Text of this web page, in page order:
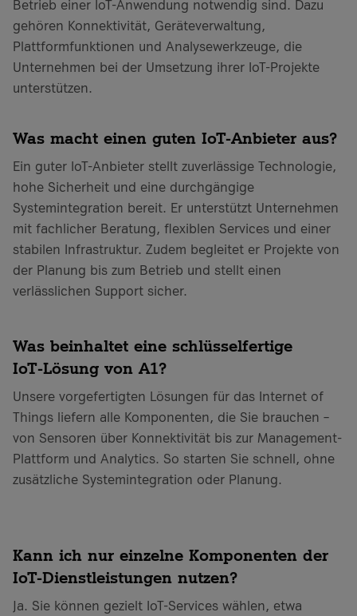
Betrieb einer IoT-Anwendung notwendig sind. Dazu
gehören Konnektivität, Geräteverwaltung,
Plattformfunktionen und Analysewerkzeuge, die
Unternehmen bei der Umsetzung ihrer IoT-Projekte
unterstützen.
Was macht einen guten IoT-Anbieter aus?
Ein guter IoT-Anbieter stellt zuverlässige Technologie,
hohe Sicherheit und eine durchgängige
Systemintegration bereit. Er unterstützt Unternehmen
mit fachlicher Beratung, flexiblen Services und einer
stabilen Infrastruktur. Zudem begleitet er Projekte von
der Planung bis zum Betrieb und stellt einen
verlässlichen Support sicher.
Was beinhaltet eine schlüsselfertige
IoT‑Lösung von A1?
Unsere vorgefertigten Lösungen für das Internet of
Things liefern alle Komponenten, die Sie brauchen –
von Sensoren über Konnektivität bis zur Management-
Plattform und Analytics. So starten Sie schnell, ohne
zusätzliche Systemintegration oder Planung.
Kann ich nur einzelne Komponenten der
IoT-Dienstleistungen nutzen?
Ja. Sie können gezielt IoT-Services wählen, etwa